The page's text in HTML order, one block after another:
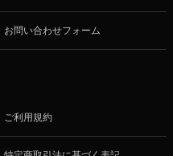
お問い合わせフォーム
ご利用規約